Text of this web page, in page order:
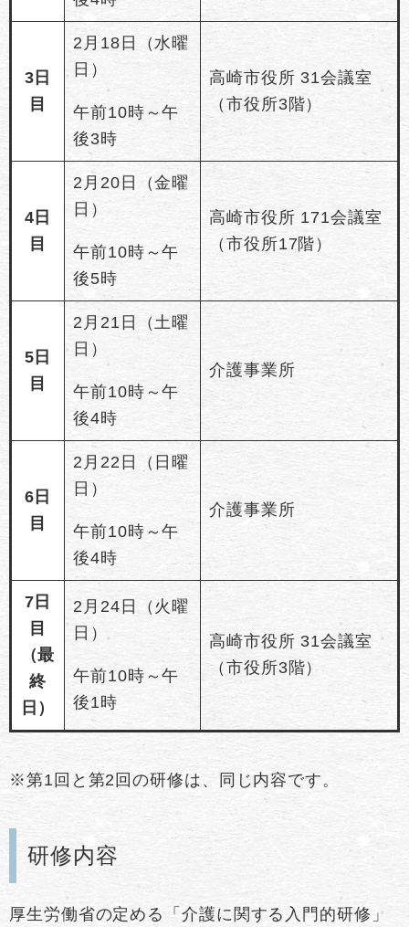
3日
目
2月18日（水曜
日）
午前10時～午
後3時
高崎市役所 31会議室
（市役所3階）
4日
目
2月20日（金曜
日）
午前10時～午
後5時
高崎市役所 171会議室
（市役所17階）
5日
目
2月21日（土曜
日）
午前10時～午
後4時
介護事業所
6日
目
2月22日（日曜
日）
午前10時～午
後4時
介護事業所
7日
目
（最
終
日）
2月24日（火曜
日）
午前10時～午
後1時
高崎市役所 31会議室
（市役所3階）
※第1回と第2回の研修は、同じ内容です。
研修内容
厚生労働省の定める「介護に関する入門的研修」